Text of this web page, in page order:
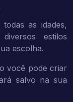
as idades,
estilos
escolha.
você pode criar
salvo na sua